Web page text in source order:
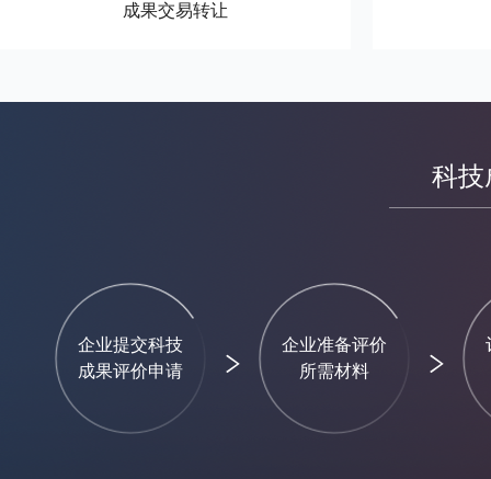
成果交易转让
科技
企业提交科技
成果评价申请
企业准备评价
所需材料